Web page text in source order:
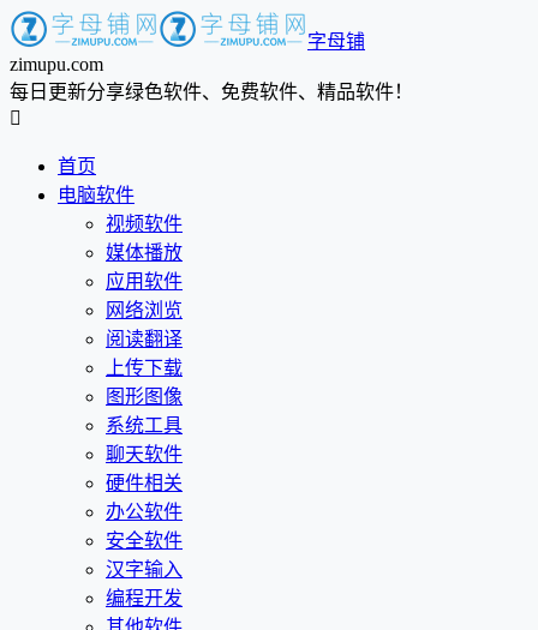
字母铺
zimupu.com
每日更新分享绿色软件、免费软件、精品软件！

首页
电脑软件
视频软件
媒体播放
应用软件
网络浏览
阅读翻译
上传下载
图形图像
系统工具
聊天软件
硬件相关
办公软件
安全软件
汉字输入
编程开发